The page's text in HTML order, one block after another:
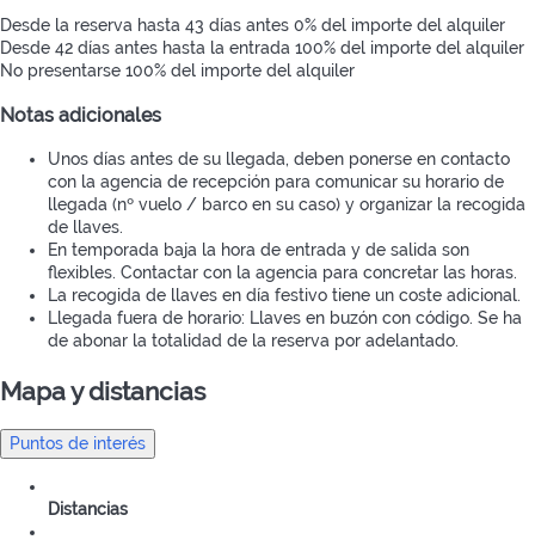
Desde la reserva hasta 43 días antes 0% del importe del alquiler
Desde 42 días antes hasta la entrada 100% del importe del alquiler
No presentarse 100% del importe del alquiler
Notas adicionales
Unos días antes de su llegada, deben ponerse en contacto
con la agencia de recepción para comunicar su horario de
llegada (nº vuelo / barco en su caso) y organizar la recogida
de llaves.
En temporada baja la hora de entrada y de salida son
flexibles. Contactar con la agencia para concretar las horas.
La recogida de llaves en día festivo tiene un coste adicional.
Llegada fuera de horario: Llaves en buzón con código. Se ha
de abonar la totalidad de la reserva por adelantado.
Mapa y distancias
Puntos de interés
Distancias